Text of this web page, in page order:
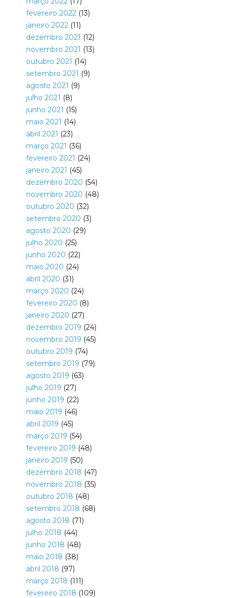
fevereiro 2022(13)
janeiro 2022(11)
dezembro 2021 (12)
novembro 2021 (13)
outubro 2021 (14)
setembro 2021 (9)
agosto 2021 (9)
julho 2021 (8)
junho 2021 (15)
maio 2021 (14)
abril 2021 (23)
março 2021 (36)
fevereiro 2021 (24)
janeiro 2021 (45)
dezembro 2020 (54)
novembro 2020 (48)
outubro 2020 (32)
setembro 2020 (3)
agosto 2020 (29)
julho 2020 (25)
junho 2020 (22)
maio 2020 (24)
abril 2020 (31)
março 2020 (24)
fevereiro 2020 (8)
janeiro 2020 (27)
dezembro 2019 (24)
novembro 2019 (45)
outubro 2019 (74)
setembro 2019 (79)
agosto 2019 (63)
julho 2019 (27)
junho 2019 (22)
maio 2019 (46)
abril 2019 (45)
março 2019 (54)
fevereiro 2019 (48)
janeiro 2019 (50)
dezembro 2018 (47)
novembro 2018 (35)
outubro 2018 (48)
setembro 2018 (68)
agosto 2018 (71)
julho 2018 (44)
junho 2018 (48)
maio 2018 (38)
abril 2018 (97)
março 2018 (111)
fevereiro 2018 (109)